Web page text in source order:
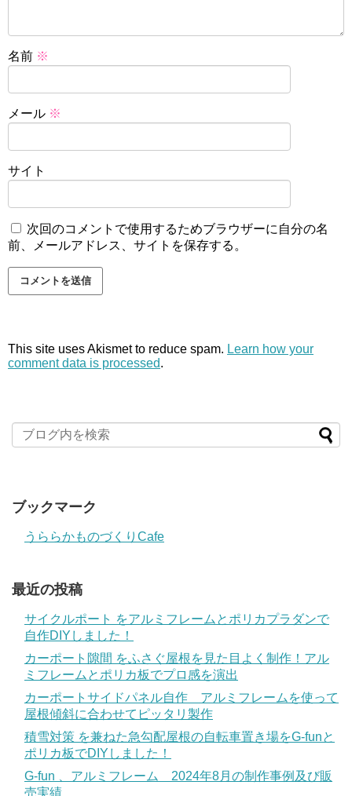
名前 ※
メール ※
サイト
次回のコメントで使用するためブラウザーに自分の名
前、メールアドレス、サイトを保存する。
This site uses Akismet to reduce spam. Learn how your
comment data is processed.
ブックマーク
うららかものづくりCafe
最近の投稿
サイクルポート をアルミフレームとポリカプラダンで
自作DIYしました！
カーポート隙間 をふさぐ屋根を見た目よく制作！アル
ミフレームとポリカ板でプロ感を演出
カーポートサイドパネル自作 アルミフレームを使って
屋根傾斜に合わせてピッタリ製作
積雪対策 を兼ねた急勾配屋根の自転車置き場をG-funと
ポリカ板でDIYしました！
G-fun 、アルミフレーム 2024年8月の制作事例及び販
売実績